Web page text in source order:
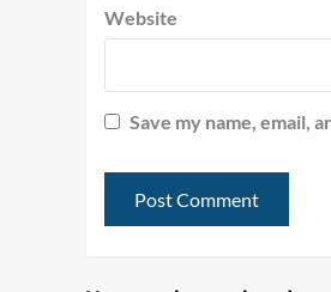
Website
Save my name, email,